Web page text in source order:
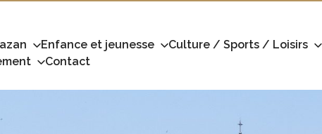
Enfance et jeunesse Culture / Sports / Loisirs
Contact